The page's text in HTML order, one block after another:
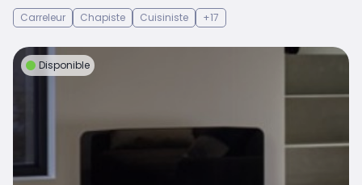
Carreleur
Chapiste Cuisiniste +17
Disponible